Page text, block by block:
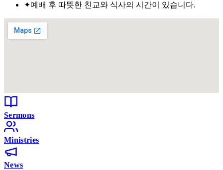
✦예배 후 따뜻한 친교와 식사의 시간이 있습니다.
Sermons
Ministries
News